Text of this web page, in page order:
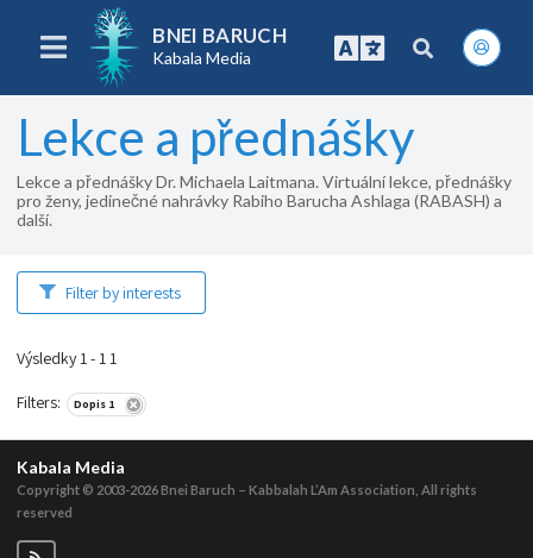
BNEI BARUCH
Kabala Media
Lekce a přednášky
Lekce a přednášky Dr. Michaela Laitmana. Virtuální lekce, přednášky
pro ženy, jedinečné nahrávky Rabiho Barucha Ashlaga (RABASH) a
další.
Filter by interests
Výsledky 1 - 1 1
Filters: Dopis 1
Kabala Media
Copyright © 2003-2026Bnei Baruch – Kabbalah L’Am Association, All rights
reserved